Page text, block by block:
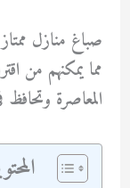
صباغ منازل
مما يمكنهم من
المعاصرة